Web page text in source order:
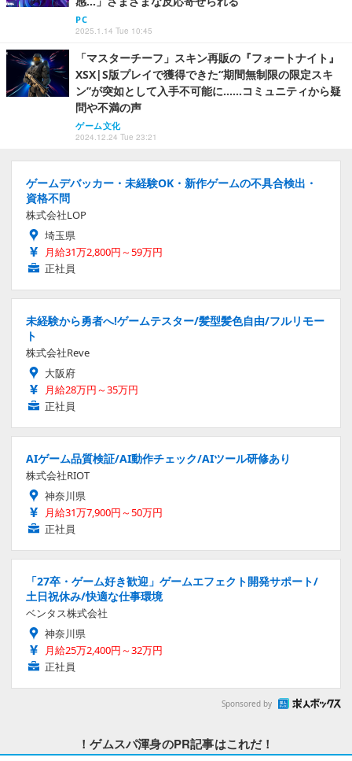
PC
2025.1.14 Tue 10:45
「マスターチーフ」スキン再販の『フォートナイト』
XSX|S版プレイで獲得できた“期間無制限の限定スキ
ン”が突如として入手不可能に……コミュニティから疑
問や不満の声
ゲーム文化
2024.12.24 Tue 23:21
ゲームデバッカー・未経験OK・新作ゲームの不具合検出・
資格不問
株式会社LOP
埼玉県
月給31万2,800円～59万円
正社員
未経験から勇者へ!ゲームテスター/髪型髪色自由/フルリモー
ト
株式会社Reve
大阪府
月給28万円～35万円
正社員
AIゲーム品質検証/AI動作チェック/AIツール研修あり
株式会社RIOT
神奈川県
月給31万7,900円～50万円
正社員
「27卒・ゲーム好き歓迎」ゲームエフェクト開発サポート/
土日祝休み/快適な仕事環境
ベンタス株式会社
神奈川県
月給25万2,400円～32万円
正社員
Sponsored by
！ゲムスパ渾身のPR記事はこれだ！